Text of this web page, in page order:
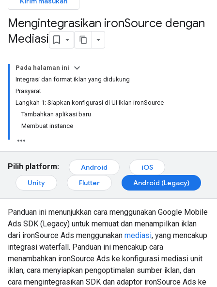
Mengintegrasikan ironSource dengan
Mediasi
Pada halaman ini
Integrasi dan format iklan yang didukung
Prasyarat
Langkah 1: Siapkan konfigurasi di UI Iklan ironSource
Tambahkan aplikasi baru
Membuat instance
Pilih platform: Android
iOS
Unity
Flutter Android (Legacy)
Panduan ini menunjukkan cara menggunakan Google Mobile
Ads SDK (Legacy) untuk memuat dan menampilkan iklan
dari ironSource Ads menggunakan mediasi, yang mencakup
integrasi waterfall. Panduan ini mencakup cara
menambahkan ironSource Ads ke konfigurasi mediasi unit
iklan, cara menyiapkan pengoptimalan sumber iklan, dan
cara mengintegrasikan SDK dan adaptor ironSource Ads ke